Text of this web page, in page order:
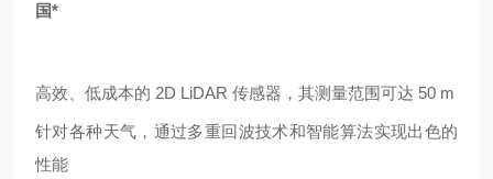
国*
高效、低成本的 2D LiDAR 传感器，其测量范围可达 50 m
针对各种天气，通过多重回波技术和智能算法实现出色的
性能